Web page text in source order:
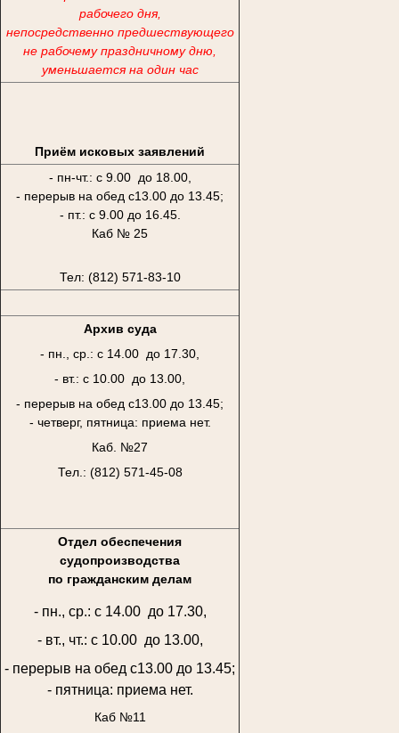
рабочего дня,
непосредственно предшествующего
не рабочему праздничному дню,
уменьшается на один час
Приём исковых заявлений
- пн-чт.: с 9.00 до 18.00,
- перерыв на обед с13.00 до 13.45;
- пт.: с 9.00 до 16.45.
Каб № 25
Тел: (812) 571-83-10
Архив суда
- пн., ср.: с 14.00 до 17.30,
- вт.: с 10.00 до 13.00,
- перерыв на обед с13.00 до 13.45;
- четверг, пятница: приема нет.
Каб. №27
Тел.: (812) 571-45-08
Отдел обеспечения
судопроизводства
по гражданским делам
- пн., ср.: с 14.00 до 17.30,
- вт., чт.: с 10.00 до 13.00,
- перерыв на обед с13.00 до 13.45;
- пятница: приема нет.
Каб №11